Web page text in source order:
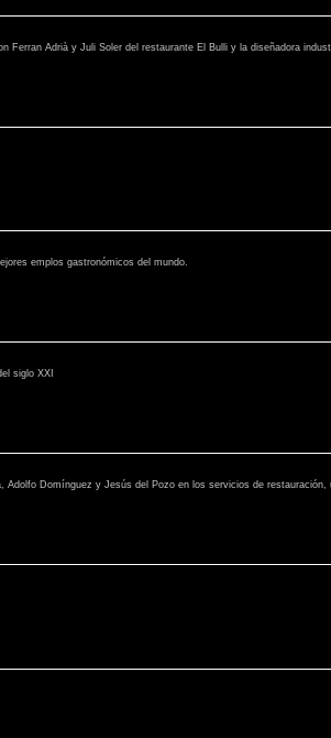
Adrià y Juli Soler del restaurante El Bulli y la diseñadora
emplos gastronómicos del mundo.
siglo XXI
Domínguez y Jesús del Pozo en los servicios de restauración,